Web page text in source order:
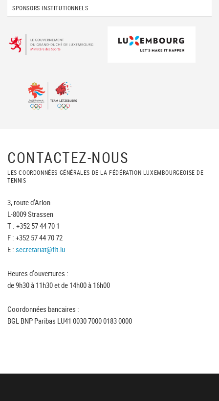
SPONSORS INSTITUTIONNELS
CONTACTEZ-NOUS
LES COORDONNÉES GÉNÉRALES DE LA FÉDÉRATION LUXEMBOURGEOISE DE
TENNIS
3, route d'Arlon
L-8009 Strassen
T : +352 57 44 70 1
F : +352 57 44 70 72
E : secretariat@flt.lu
Heures d'ouvertures :
de 9h30 à 11h30 et de 14h00 à 16h00
Coordonnées bancaires :
BGL BNP Paribas LU41 0030 7000 0183 0000